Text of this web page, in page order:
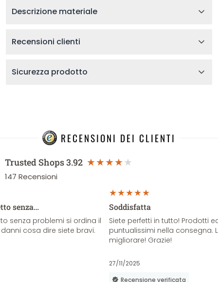
Descrizione materiale
Recensioni clienti
Sicurezza prodotto
RECENSIONI DEI CLIENTI
Trusted Shops3.92
147 Recensioni
senza…
senza problemi si ordina il
cosa dire siete bravi.
Soddisfatta
Siete perfetti in tutto! Prodotti
puntualissimi nella consegna.
migliorare! Grazie!
27/11/2025
Recensione verificata